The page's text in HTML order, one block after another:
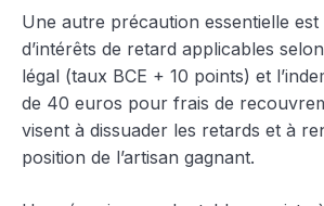
Une autre précaution essentielle est
d’intérêts de retard applicables
légal (taux BCE + 10 points) et
de 40 euros pour frais de
visent à dissuader les retards et à
position de l’artisan gagnant.